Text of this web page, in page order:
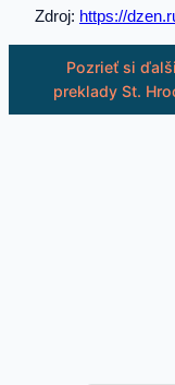
Zdroj: https://
Pozrieť si
preklady St.